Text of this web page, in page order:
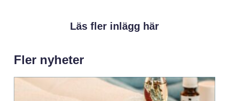
Läs fler inlägg här
Fler nyheter